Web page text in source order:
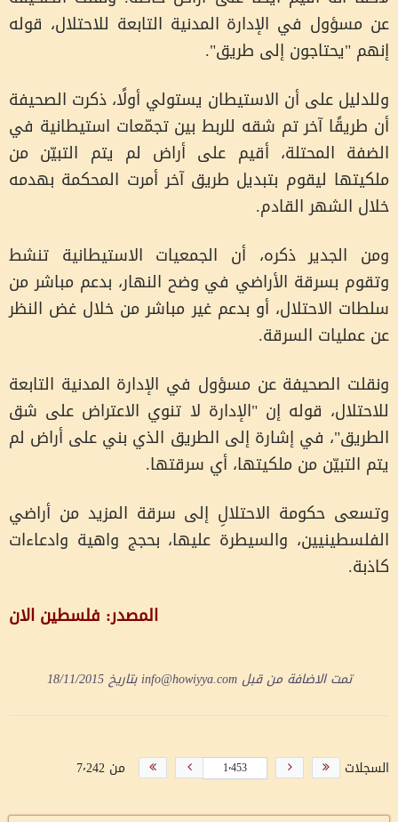
عن مسؤول في الإدارة المدنية التابعة للاحتلال، قوله
إنهم "يحتاجون إلى طريق".
وللدليل على أن الاستيطان يستولي أولًا، ذكرت الصحيفة
أن طريقًا آخر تم شقه للربط بين تجمّعات استيطانية في
الضفة المحتلة، أقيم على أراض لم يتم التبيّن من
ملكيتها ليقوم بتبديل طريق آخر أمرت المحكمة بهدمه
خلال الشهر القادم.
ومن الجدير ذكره، أن الجمعيات الاستيطانية تنشط
وتقوم بسرقة الأراضي في وضح النهار، بدعم مباشر من
سلطات الاحتلال، أو بدعم غير مباشر من خلال غض النظر
عن عمليات السرقة.
ونقلت الصحيفة عن مسؤول في الإدارة المدنية التابعة
للاحتلال، قوله إن "الإدارة لا تنوي الاعتراض على شق
الطريق"، في إشارة إلى الطريق الذي بني على أراض لم
يتم التبيّن من ملكيتها، أي سرقتها.
وتسعى حكومة الاحتلالِ إلى سرقة المزيد من أراضي
الفلسطينيين، والسيطرة عليها، بحجج واهية وادعاءات
كاذبة.
المصدر: فلسطين الان
تمت الاضافة من قبلinfo@howiyya.com بتاريخ18/11/2015
السجلات من 7٬242